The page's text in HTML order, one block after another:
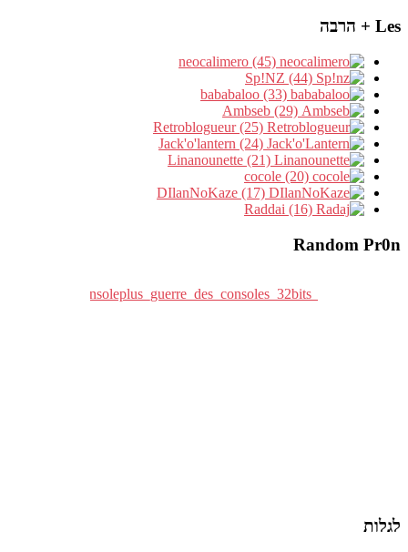
Les + הרבה
Random Pr0n
לגלות